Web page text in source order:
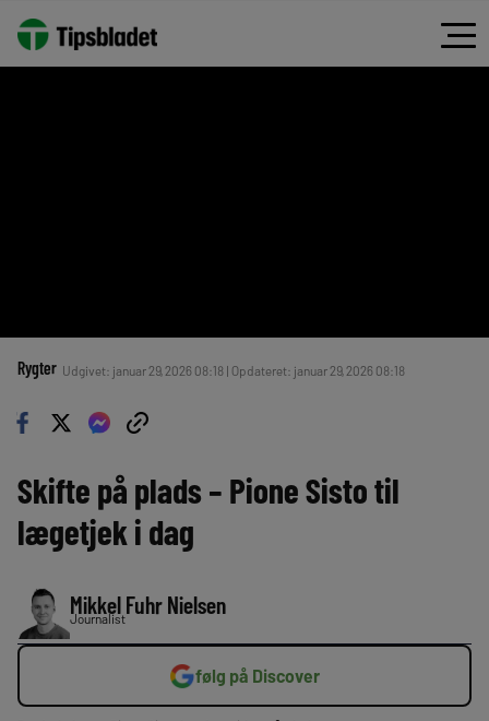
Rygter Udgivet: januar 29, 2026 08:18 | Opdateret: januar 29, 2026 08:18
Skifte på plads – Pione Sisto til
lægetjek i dag
Mikkel Fuhr Nielsen
Journalist
følg på Discover